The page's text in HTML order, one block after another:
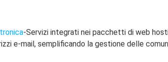
-Servizi integrati nei pacchetti di web
e-mail, semplificando la gestione delle